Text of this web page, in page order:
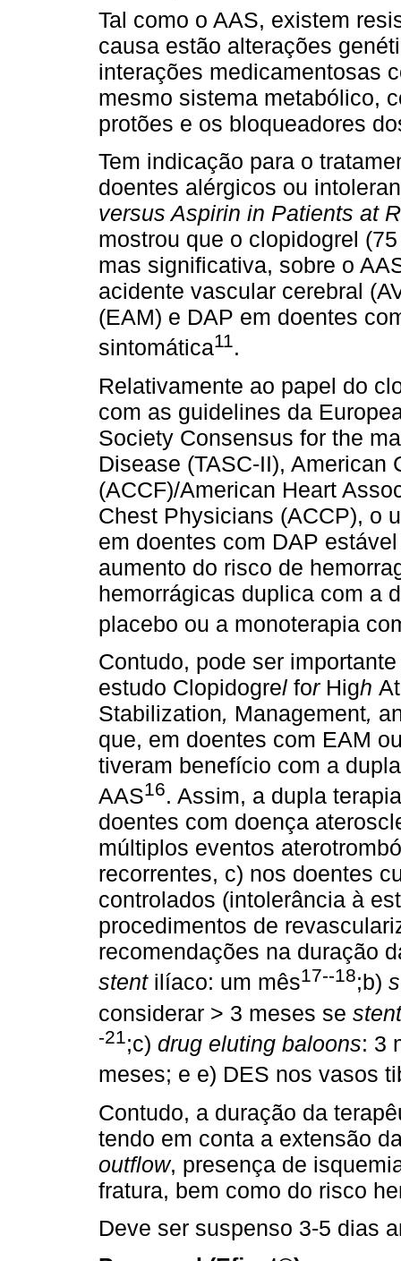
Tal como o AAS, existem
causa estão alterações
interações medicamentosas
mesmo sistema metabólico,
protões e os bloqueadores
Tem indicação para o
doentes alérgicos ou
versus Aspirin in Patients at
mostrou que o clopidogrel
mas signiﬁcativa, sobre o
acidente vascular cerebral
(EAM) e DAP em doentes
sintomática11.
Relativamente ao papel do
com as guidelines da
Society Consensus for the
Disease (TASC-II), American
(ACCF)/American Heart
Chest Physicians (ACCP), o
em doentes com DAP
aumento do risco de
hemorrágicas duplica com a
placebo ou a monoterapia
Contudo, pode ser
estudo Clopidogrel for High
Stabilization, Management,
que, em doentes com EAM
tiveram benefício com a
AAS16. Assim, a dupla
doentes com doença
múltiplos eventos
recorrentes, c) nos doentes
controlados (intolerância à
procedimentos de
recomendações na duração
stent ilíaco: um mês17--18;b)
considerar > 3 meses se
-21;c) drug eluting baloons: 3
meses; e e) DES nos vasos
Contudo, a duração da
tendo em conta a extensão
outﬂow, presença de
fratura, bem como do risco
Deve ser suspenso 3-5 dias